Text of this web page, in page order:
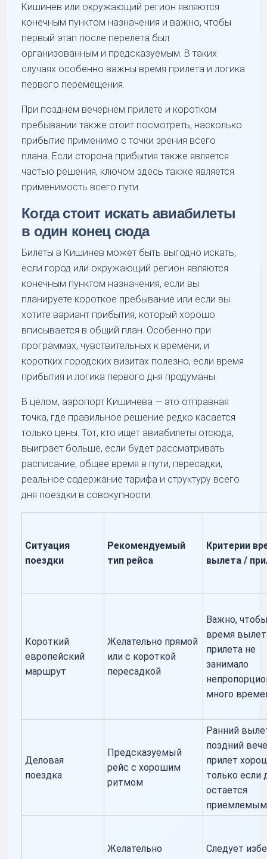
Кишинев или окружающий регион являются
конечным пунктом назначения и важно, чтобы
первый этап после перелета был
организованным и предсказуемым. В таких
случаях особенно важны время прилета и логика
первого перемещения.
При позднем вечернем прилете и коротком
пребывании также стоит посмотреть, насколько
прибытие применимо с точки зрения всего
плана. Если сторона прибытия также является
частью решения, ключом здесь также является
применимость всего пути.
Когда стоит искать авиабилеты
в один конец сюда
Билеты в Кишинев может быть выгодно искать,
если город или окружающий регион являются
конечным пунктом назначения, если вы
планируете короткое пребывание или если вы
хотите вариант прибытия, который хорошо
вписывается в общий план. Особенно при
программах, чувствительных к времени, и
коротких городских визитах полезно, если время
прибытия и логика первого дня продуманы.
В целом, аэропорт Кишинева — это отправная
точка, где правильное решение редко касается
только цены. Тот, кто ищет авиабилеты отсюда,
выиграет больше, если будет рассматривать
расписание, общее время в пути, пересадки,
реальное содержание тарифа и структуру всего
дня поездки в совокупности.
Ситуация
поездки
Рекомендуемый
тип рейса
Критерии
вылета /
Короткий
европейский
маршрут
Желательно прямой
или с короткой
пересадкой
Важно,
время
прилета не
занимало
много
Деловая
поездка
Предсказуемый
рейс с хорошим
ритмом
Ранний
поздний
прилет
только если
остается
приемлемым
Желательно
Следует